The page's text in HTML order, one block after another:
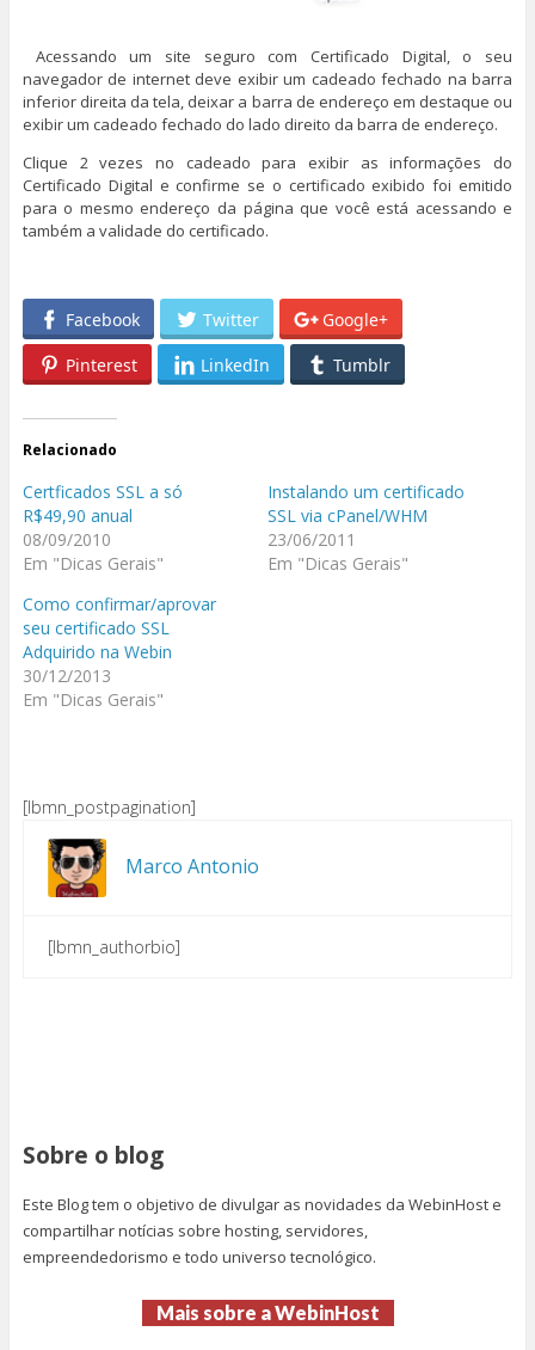
Acessando um site seguro com Certificado Digital, o seu
navegador de internet deve exibir um cadeado fechado na barra
inferior direita da tela, deixar a barra de endereço em destaque ou
exibir um cadeado fechado do lado direito da barra de endereço.
Clique 2 vezes no cadeado para exibir as informações do
Certificado Digital e confirme se o certificado exibido foi emitido
para o mesmo endereço da página que você está acessando e
também a validade do certificado.
Facebook Twitter
Google+
Pinterest
LinkedIn Tumblr
Relacionado
Certficados SSL a só
R$49,90 anual
08/09/2010
Em "Dicas Gerais"
Instalando um certificado
SSL via cPanel/WHM
23/06/2011
Em "Dicas Gerais"
Como confirmar/aprovar
seu certificado SSL
Adquirido na Webin
30/12/2013
Em "Dicas Gerais"
[lbmn_postpagination]
Marco Antonio
[lbmn_authorbio]
Sobre o blog
Este Blog tem o objetivo de divulgar as novidades da WebinHost e
compartilhar notícias sobre hosting, servidores,
empreendedorismo e todo universo tecnológico.
Mais sobre a WebinHost